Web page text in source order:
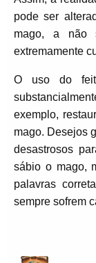
pode ser
mago, a não
extremamente
O uso do
exemplo,
mago. Desejos
desastrosos
sábio o mago,
palavras
sempre sofrem